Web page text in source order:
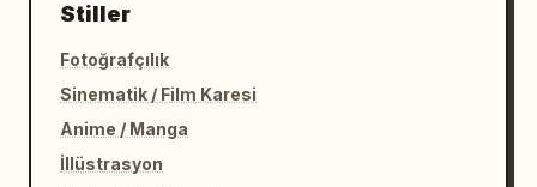
Stiller
Fotoğrafçılık
Sinematik / Film Karesi
Anime / Manga
İllüstrasyon